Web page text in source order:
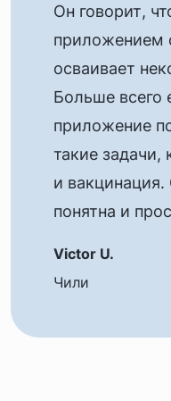
Он говорит,
приложением
осваивает
Больше всего
приложение
такие задачи,
и
понятна и
Victor U.
Чили